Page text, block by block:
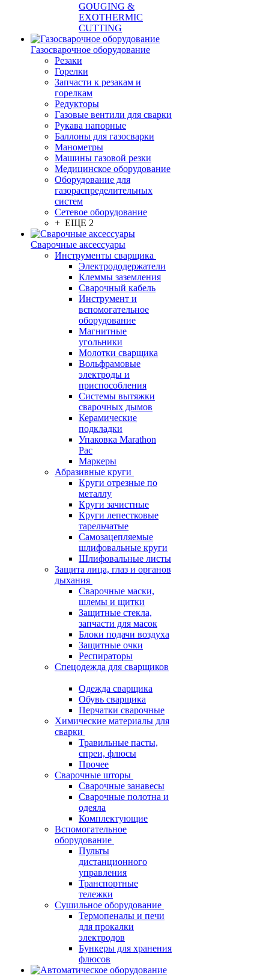
GOUGING &
EXOTHERMIC
CUTTING
Газосварочное оборудование
Резаки
Горелки
Запчасти к резакам и
горелкам
Редукторы
Газовые вентили для сварки
Рукава напорные
Баллоны для газосварки
Манометры
Машины газовой резки
Медицинское оборудование
Оборудование для
газораспределительных
систем
Сетевое оборудование
+ ЕЩЕ 2
Сварочные аксессуары
Инструменты сварщика
Электрододержатели
Клеммы заземления
Сварочный кабель
Инструмент и
вспомогательное
оборудование
Магнитные
угольники
Молотки сварщика
Вольфрамовые
электроды и
приспособления
Системы вытяжки
сварочных дымов
Керамические
подкладки
Упаковка Marathon
Pac
Маркеры
Абразивные круги
Круги отрезные по
металлу
Круги зачистные
Круги лепестковые
тарельчатые
Самозацепляемые
шлифовальные круги
Шлифовальные листы
Защита лица, глаз и органов
дыхания
Сварочные маски,
шлемы и щитки
Защитные стекла,
запчасти для масок
Блоки подачи воздуха
Защитные очки
Респираторы
Спецодежда для сварщиков
Одежда сварщика
Обувь сварщика
Перчатки сварочные
Химические материалы для
сварки
Травильные пасты,
спреи, флюсы
Прочее
Сварочные шторы
Сварочные занавесы
Сварочные полотна и
одеяла
Комплектующие
Вспомогательное
оборудование
Пульты
дистанционного
управления
Транспортные
тележки
Сушильное оборудование
Термопеналы и печи
для прокалки
электродов
Бункеры для хранения
флюсов